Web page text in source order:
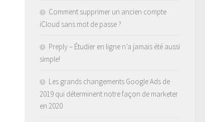
Comment supprimer un ancien compte
iCloud sans mot de passe ?
Preply – Étudier en ligne n’a jamais été aussi
simple!
Les grands changements Google Ads de
2019 qui déterminent notre façon de marketer
en 2020